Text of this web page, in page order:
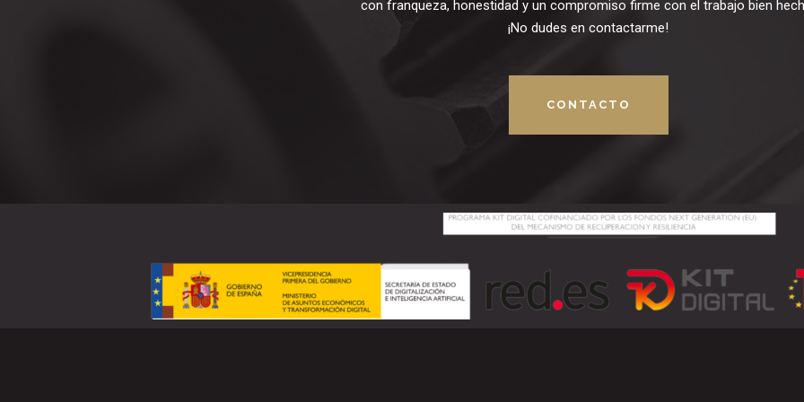
con franqueza, honestidad y un compromiso firme con el trabajo bien
¡No dudes en contactarme!
CONTACTO